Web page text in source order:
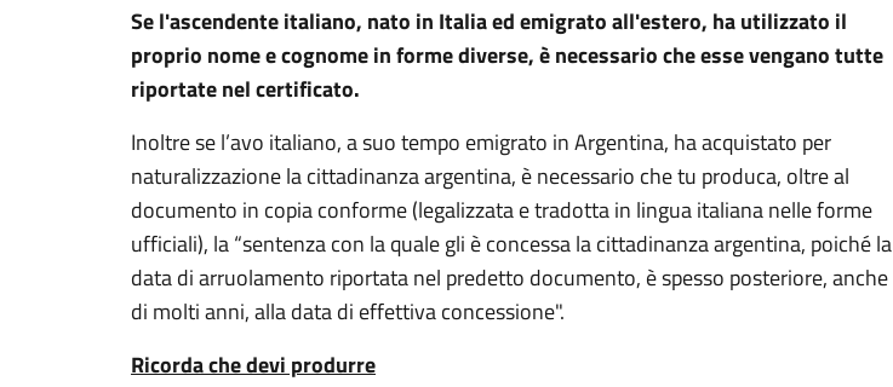
Se l'ascendente italiano, nato in Italia ed emigrato all'estero, ha utilizzato il
proprio nome e cognome in forme diverse, è necessario che esse vengano tutte
riportate nel certificato.
Inoltre se l’avo italiano, a suo tempo emigrato in Argentina, ha acquistato per
naturalizzazione la cittadinanza argentina, è necessario che tu produca, oltre al
documento in copia conforme (legalizzata e tradotta in lingua italiana nelle forme
ufficiali), la “sentenza con la quale gli è concessa la cittadinanza argentina, poiché la
data di arruolamento riportata nel predetto documento, è spesso posteriore, anche
di molti anni, alla data di effettiva concessione".
Ricorda che devi produrre